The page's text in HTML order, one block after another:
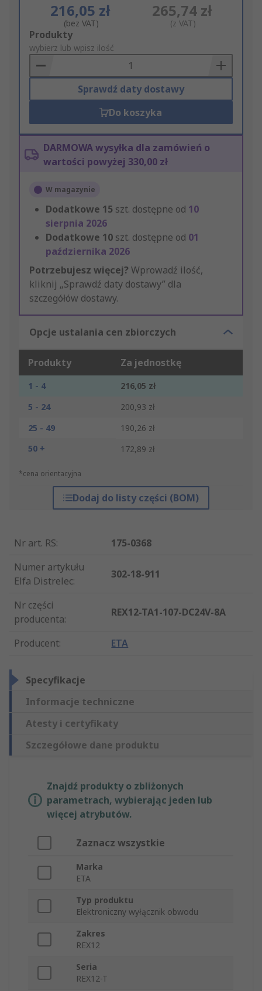
216,05 zł
(bez VAT)
265,74 zł
(z VAT)
Add
to
Basket
Produkty
wybierz lub wpisz ilość
Sprawdź daty dostawy
Do koszyka
DARMOWA wysyłka dla zamówień o
wartości powyżej 330,00 zł
W magazynie
Dodatkowe 15 szt. dostępne od 10
sierpnia 2026
Dodatkowe 10 szt. dostępne od 01
października 2026
Potrzebujesz więcej? Wprowadź ilość,
kliknij „Sprawdź daty dostawy” dla
szczegółów dostawy.
Opcje ustalania cen zbiorczych
Produkty Za jednostkę
1 - 4
216,05 zł
5 - 24
200,93 zł
25 - 49
190,26 zł
50 +
172,89 zł
*cena orientacyjna
Dodaj do listy części (BOM)
Nr art. RS:
175-0368
Numer artykułu
Elfa Distrelec:
302-18-911
Nr części
producenta:
REX12-TA1-107-DC24V-8A
Producent: ETA
Specyfikacje
Informacje techniczne
Atesty i certyfikaty
Szczegółowe dane produktu
Znajdź produkty o zbliżonych
parametrach, wybierając jeden lub
więcej atrybutów.
Zaznacz wszystkie
Marka
ETA
Typ produktu
Elektroniczny wyłącznik obwodu
Zakres
REX12
Seria
REX12-T